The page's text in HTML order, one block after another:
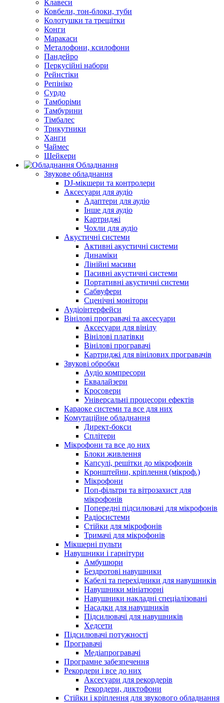
Клавеси
Ковбели, тон-блоки, туби
Колотушки та трещітки
Конги
Маракаси
Металофони, ксилофони
Пандейро
Перкусійні набори
Рейнстіки
Репініко
Сурдо
Тамборіми
Тамбурини
Тімбалес
Трикутники
Ханги
Чаймес
Шейкери
Обладнання
Звукове обладнання
DJ-мікшери та контролери
Аксесуари для аудіо
Адаптери для аудіо
Інше для аудіо
Картриджі
Чохли для аудіо
Акустичні системи
Активні акустичні системи
Динаміки
Лінійні масиви
Пасивні акустичні системи
Портативні акустичні системи
Сабвуфери
Сценічні монітори
Аудіоінтерфейси
Вінілові програвачі та аксесуари
Аксесуари для вінілу
Вінілові платівки
Вінілові програвачі
Картриджі для вінілових програвачів
Звукові обробки
Аудіо компресори
Еквалайзери
Кросовери
Універсальні процесори ефектів
Караоке системи та все для них
Комутаційне обладнання
Директ-бокси
Сплітери
Мікрофони та все до них
Блоки живлення
Капсулі, решітки до мікрофонів
Кронштейни, кріплення (мікроф.)
Мікрофони
Поп-фільтри та вітрозахист для
мікрофонів
Попередні підсилювачі для мікрофонів
Радіосистеми
Стійки для мікрофонів
Тримачі для мікрофонів
Мікшерні пульти
Навушники і гарнітури
Амбушюри
Бездротові навушники
Кабелі та перехідники для навушників
Навушники мініатюрні
Навушники накладні спеціалізовані
Насадки для навушників
Підсилювачі для навушників
Хедсети
Підсилювачі потужності
Програвачі
Медіапрогравачі
Програмне забезпечення
Рекордери і все до них
Аксесуари для рекордерів
Рекордери, диктофони
Стійки і кріплення для звукового обладнання